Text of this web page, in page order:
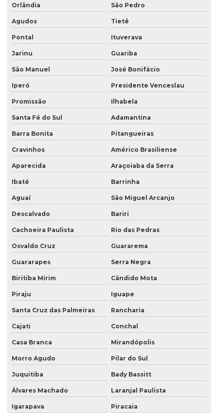
Limpeza de vidros preço
Limpeza de vidros em prédios
Limpeza de vidros profissional
Manutenção elétrica predial
Manutenção predial facilities
Melhores empresas de portaria virtual
Orçamento de limpeza de fachada
Portaria de condomínio automatizada
Portaria eletrônica
Portaria eletrônica condomínio
Portaria remota
Portaria remota condomínio
Portaria remota preço
Portaria e zeladoria
Portaria e zeladoria terceirizadas
Poste de câmeras
Recepção e portaria
Recepção e segurança em portarias
Recepção terceirização
Segurança eletrônica
Orlândia São Pedro
Agudos Tietê
Pontal Ituverava
Jarinu Guariba
São Manuel José Bonifácio
Iperó Presidente Venceslau
Promissão Ilhabela
Santa Fé do Sul Adamantina
Barra Bonita Pitangueiras
Cravinhos Américo Brasiliense
Aparecida Araçoiaba da Serra
Ibaté Barrinha
Aguaí São Miguel Arcanjo
Descalvado Bariri
Cachoeira Paulista Rio das Pedras
Osvaldo Cruz Guararema
Guararapes Serra Negra
Biritiba Mirim Cândido Mota
Piraju Iguape
Santa Cruz das Palmeiras Rancharia
Cajati Conchal
Casa Branca Mirandópolis
Morro Agudo Pilar do Sul
Juquitiba Bady Bassitt
Álvares Machado Laranjal Paulista
Igarapava Piracaia